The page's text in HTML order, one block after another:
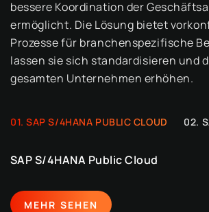
bessere Koordination der
ermöglicht. Die Lösung bietet
Prozesse für branchenspezifische
lassen sie sich standardisieren und
gesamten Unternehmen erhöhen.
SAP S/4HANA PUBLIC CLOUD
SAP S/4HANA Public Cloud
MEHR SEHEN